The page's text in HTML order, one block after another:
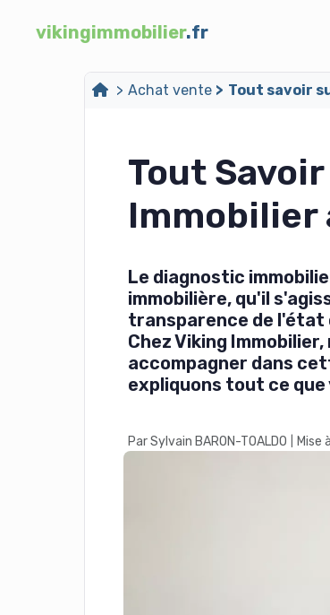
vikingimmobilier.fr
Achat vente Tout savoir
Tout
Immobilier
Le diagnostic
immobilière, qu'il
transparence de l'état
Chez Viking
accompagner dans
expliquons tout ce
Par Sylvain BARON-TOALDO Mise